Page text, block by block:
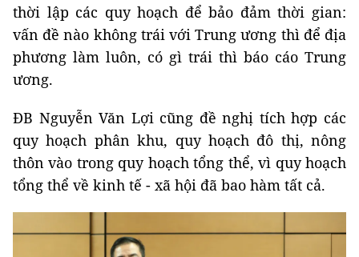
thời lập các quy hoạch để bảo đảm thời gian:
vấn đề nào không trái với Trung ương thì để địa
phương làm luôn, có gì trái thì báo cáo Trung
ương.
ĐB Nguyễn Văn Lợi cũng đề nghị tích hợp các
quy hoạch phân khu, quy hoạch đô thị, nông
thôn vào trong quy hoạch tổng thể, vì quy hoạch
tổng thể về kinh tế - xã hội đã bao hàm tất cả.